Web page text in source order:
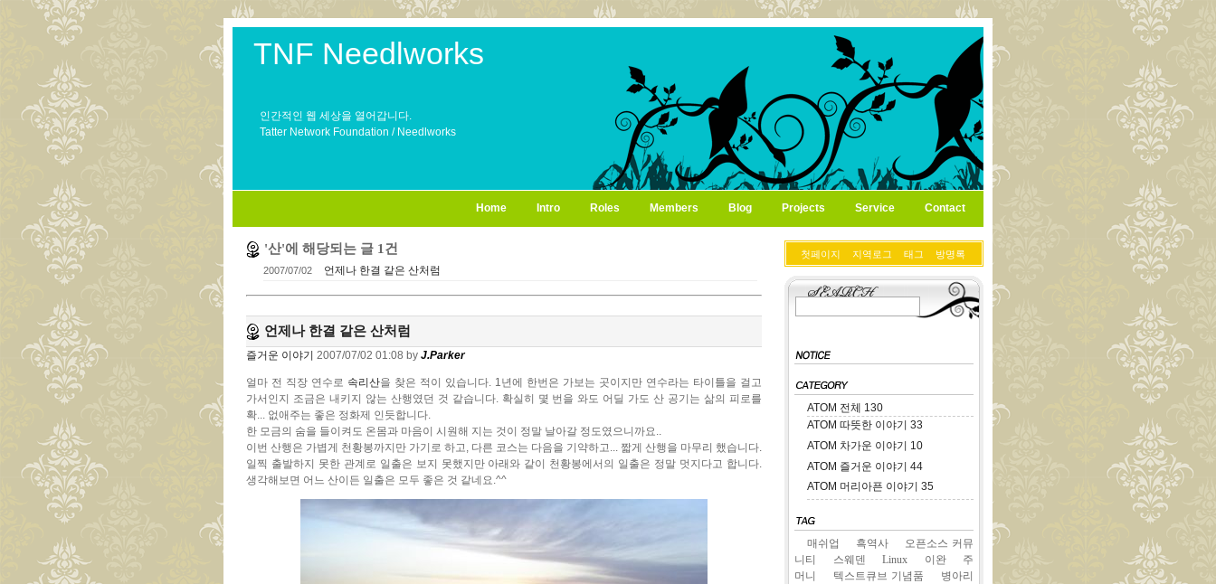
TNF Needlworks
인간적인 웹 세상을 열어갑니다.
Tatter Network Foundation / Needlworks
Home Intro Roles Members Blog Projects Service Contact
'산'에 해당되는 글 1건
2007/07/02 언제나 한결 같은 산처럼
언제나 한결 같은 산처럼
즐거운 이야기 2007/07/02 01:08 by J.Parker
얼마 전 직장 연수로 속리산을 찾은 적이 있습니다. 1년에 한번은 가보는 곳이지만 연수라는 타이틀을 걸고
가서인지 조금은 내키지 않는 산행였던 것 같습니다. 확실히 몇 번을 와도 어딜 가도 산 공기는 삶의 피로를
확... 없애주는 좋은 정화제 인듯합니다.
한 모금의 숨을 들이켜도 온몸과 마음이 시원해 지는 것이 정말 날아갈 정도였으니까요..
이번 산행은 가볍게 천황봉까지만 가기로 하고, 다른 코스는 다음을 기약하고... 짧게 산행을 마무리 했습니다.
일찍 출발하지 못한 관계로 일출은 보지 못했지만 아래와 같이 천황봉에서의 일출은 정말 멋지다고 합니다.
생각해보면 어느 산이든 일출은 모두 좋은 것 같네요.^^
첫페이지 지역로그 태그 방명록
ATOM 전체 130
ATOM 따뜻한 이야기33
ATOM 차가운 이야기 10
ATOM 즐거운 이야기44
ATOM 머리아픈 이야기35
매쉬업 흑역사
오픈소스 커뮤
니티
스웨덴 Linux 이완
주
머니
텍스트큐브 기념품
병아리